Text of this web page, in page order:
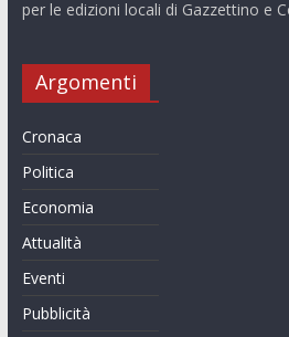
per le edizioni locali di Gazzettino e
Argomenti
Cronaca
Politica
Economia
Attualità
Eventi
Pubblicità